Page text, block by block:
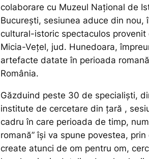
colaborare cu Muzeul Național de
București, sesiunea aduce din nou,
cultural-istoric spectaculos
Micia-Vețel, jud. Hunedoara,
artefacte datate în perioada
România.
Găzduind peste 30 de specialiști,
institute de cercetare din țară ,
cadru în care perioada de timp,
romană” își va spune povestea,
create atunci de om pentru om,